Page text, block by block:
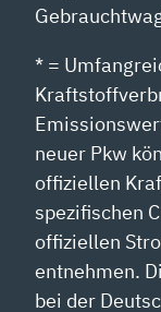
* =
neuer Pkw
offiziellen
spezifischen
offiziellen
entnehmen.
bei der